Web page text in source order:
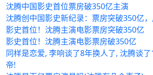
沈腾中国影史首位票房破350亿主演
沈腾创中国影史新纪录：票房突破350亿，
影史首位！沈腾主演电影票房突破350亿
影史首位！沈腾主演电影票房破350亿
同样是恋爱, 李响谈了8年换人了, 沈腾谈
帝!